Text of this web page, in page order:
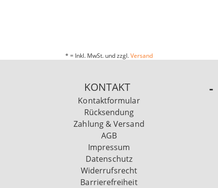
* = Inkl. MwSt. und zzgl.Versand
KONTAKT
Kontaktformular
Rücksendung
Zahlung & Versand
AGB
Impressum
Datenschutz
Widerrufsrecht
Barrierefreiheit